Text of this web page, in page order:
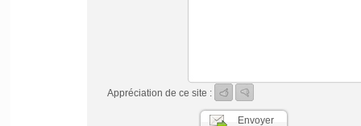
Appréciation de ce site :